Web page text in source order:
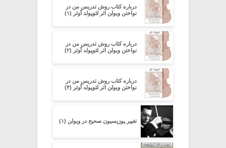
درباره کتاب روش تدریس من در
نواختن ویولن اثر لئوپولد آوئر (۱)
درباره کتاب روش تدریس من در
نواختن ویولن اثر لئوپولد آوئر (۲)
درباره کتاب روش تدریس من در
نواختن ویولن اثر لئوپولد آوئر (۴)
تغییر پوزیسیون صحیح در ویولن (۱)